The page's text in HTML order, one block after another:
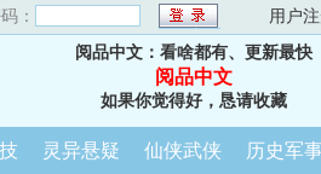
： 用户
阅品中文：看啥都有、更新最快
阅品中文
如果你觉得好，恳请收藏
灵异悬疑 仙侠武侠 历史军